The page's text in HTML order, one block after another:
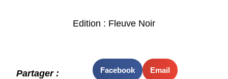
Edition : Fleuve Noir
Partager : Facebook Email